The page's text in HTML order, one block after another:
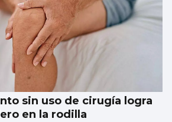
sin uso de cirugía logra
en la rodilla